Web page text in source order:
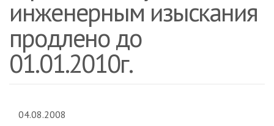
инженерным изыскания
продлено до
01.01.2010г.
04.08.2008